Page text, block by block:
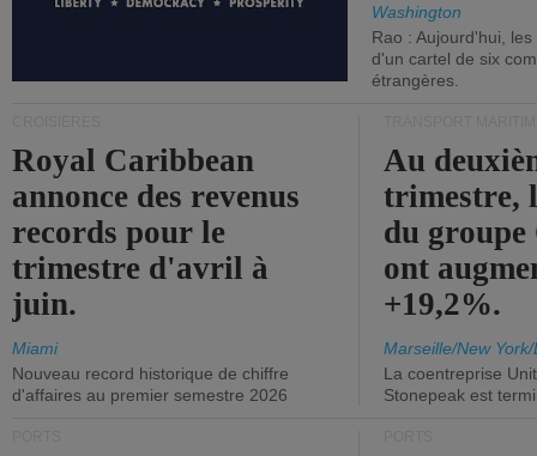
Washington
Rao : Aujourd'hui,
d'un cartel de six
étrangères.
Royal Caribbean
annonce des revenus
records pour le
trimestre d'avril à
juin.
Miami
Nouveau record historique de chiffre
d'affaires au premier semestre 2026
Au
trimestre,
du
ont
+19,2%.
Marseille/New
La coentreprise
Stonepeak est